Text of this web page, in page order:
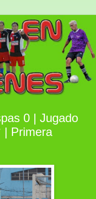
0 | Jugado
| Primera